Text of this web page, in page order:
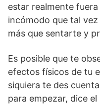
estar realmente
incómodo que tal
más que sentarte y
Es posible que te
efectos físicos de tu
siquiera te des
para empezar, dice